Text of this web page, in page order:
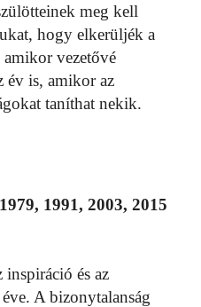
meg kell
hogy elkerüljék a
amikor vezetővé
év is, amikor az
taníthat nekik.
1991, 2003, 2015
inspiráció és az
A bizonytalanság